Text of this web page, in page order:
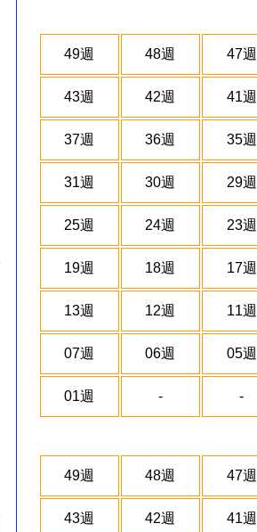
49週 48週 47週
43週 42週 41週
37週 36週 35週
31週 30週 29週
25週 24週 23週
19週 18週 17週
13週 12週 11週
07週 06週 05週
01週 - -
49週 48週 47週
43週 42週 41週